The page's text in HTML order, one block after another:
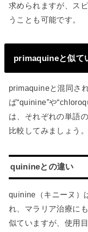
求められますが、ス
うことも可能です。
primaquineと似て
primaquineと混同さ
ば“quinine”や
は、それぞれの単語
比較してみましょう。
quinineとの違い
quinine（キニーヌ）
れ、マラリア治療に
似ていますが、使用